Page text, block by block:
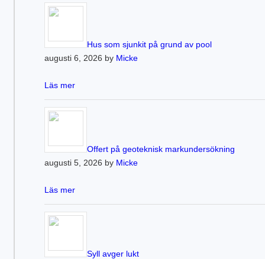
Hus som sjunkit på grund av pool
augusti 6, 2026 by Micke
Läs mer
Offert på geoteknisk markundersökning
augusti 5, 2026 by Micke
Läs mer
Syll avger lukt